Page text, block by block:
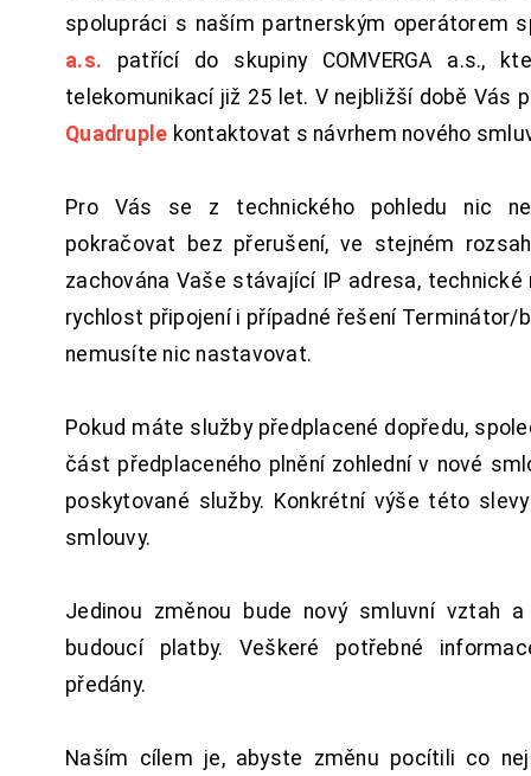
spolupráci s naším partnerským operátorem
a.s. patřící do skupiny COMVERGA a.s.,
telekomunikací již 25 let. V nejbližší době Vás
Quadruple kontaktovat s návrhem nového
Pro Vás se z technického pohledu nic
pokračovat bez přerušení, ve stejném
zachována Vaše stávající IP adresa, technické
rychlost připojení i případné řešení Terminátor/
nemusíte nic nastavovat.
Pokud máte služby předplacené dopředu,
část předplaceného plnění zohlední v nové
poskytované služby. Konkrétní výše této
smlouvy.
Jedinou změnou bude nový smluvní vztah
budoucí platby. Veškeré potřebné
předány.
Naším cílem je, abyste změnu pocítili co